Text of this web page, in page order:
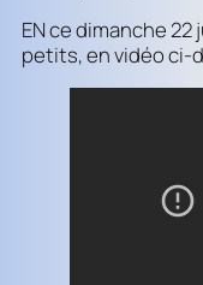
EN ce dimanche
petits, en vidéo ci-